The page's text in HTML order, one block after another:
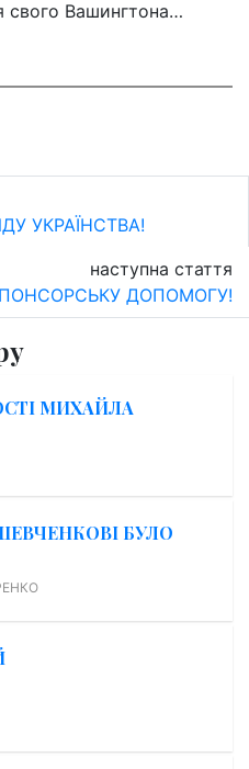
Вашингтона…
УКРАЇНСТВА!
наступна стаття
ДОПОМОГУ!
МИХАЙЛА
БУЛО